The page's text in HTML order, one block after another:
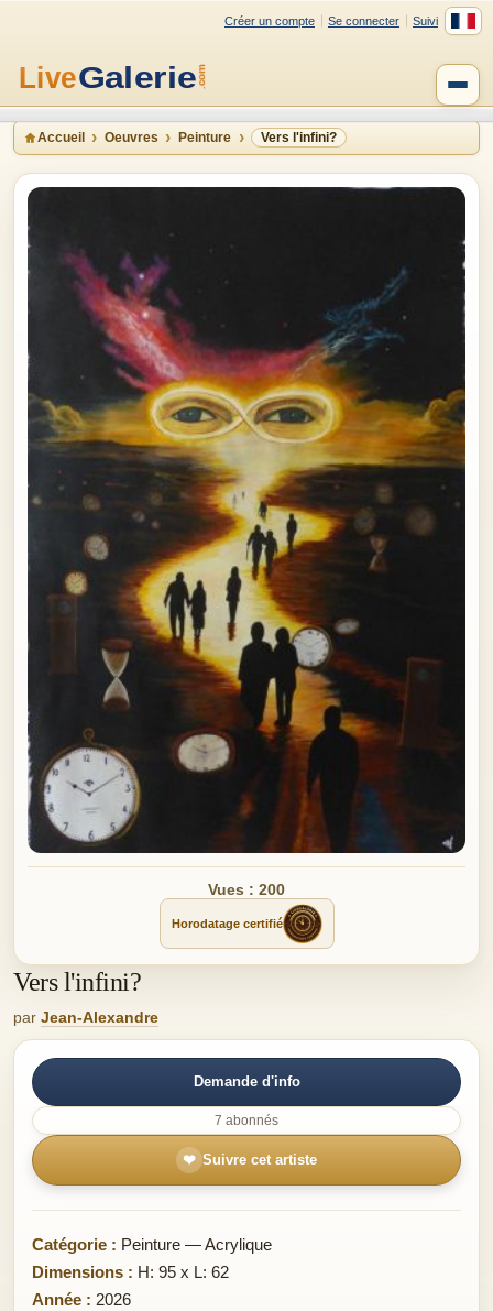
Créer un compte Se connecter Suivi
Accueil Oeuvres Peinture Vers l'infini?
Vues : 200
Horodatage certifié
Vers l'infini?
par Jean-Alexandre
Demande d'info
7 abonnés
❤ Suivre cet artiste
Catégorie : Peinture — Acrylique
Dimensions : H: 95 x L: 62
Année : 2026